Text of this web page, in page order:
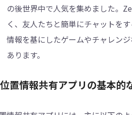
の後世界中で人気を集めました。
く、友人たちと簡単にチャットを
情報を基にしたゲームやチャレン
あります。
置情報共有アプリの基本的